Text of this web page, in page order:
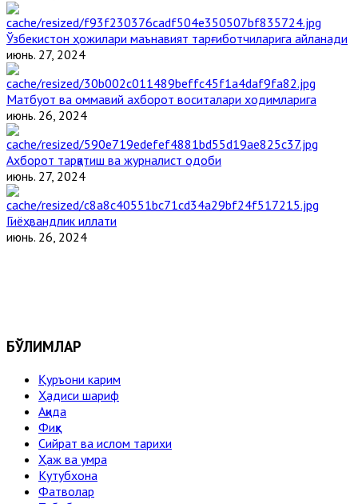
Ўзбекистон ҳожилари маънавият тарғиботчиларига айланади
июнь. 27, 2024
Матбуот ва оммавий ахборот воситалари ходимларига
июнь. 26, 2024
Ахборот тарқатиш ва журналист одоби
июнь. 27, 2024
Гиёҳвандлик иллати
июнь. 26, 2024
БЎЛИМЛАР
Қуръони карим
Ҳадиси шариф
Ақида
Фиқҳ
Сийрат ва ислом тарихи
Ҳаж ва умра
Кутубхона
Фатволар